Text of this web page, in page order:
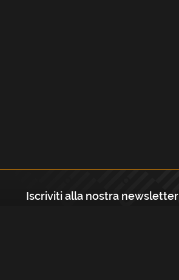
Iscriviti alla nostra newsletter